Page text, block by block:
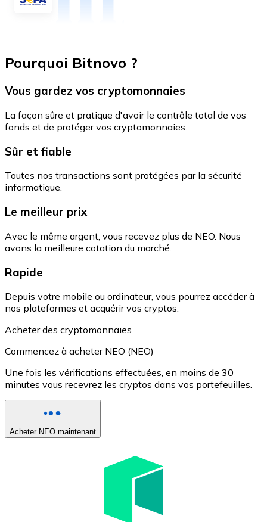
Pourquoi Bitnovo ?
Vous gardez vos cryptomonnaies
La façon sûre et pratique d'avoir le contrôle total de vos
fonds et de protéger vos cryptomonnaies.
Sûr et fiable
Toutes nos transactions sont protégées par la sécurité
informatique.
Le meilleur prix
Avec le même argent, vous recevez plus de NEO. Nous
avons la meilleure cotation du marché.
Rapide
Depuis votre mobile ou ordinateur, vous pourrez accéder à
nos plateformes et acquérir vos cryptos.
Acheter des cryptomonnaies
Commencez à acheter NEO (NEO)
Une fois les vérifications effectuées, en moins de 30
minutes vous recevrez les cryptos dans vos portefeuilles.
Acheter NEO maintenant